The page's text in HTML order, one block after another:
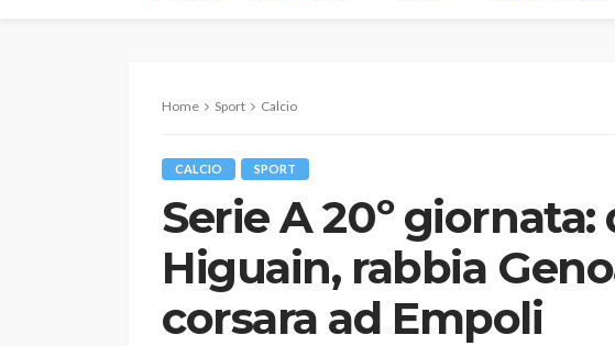
Home Sport Calcio
CALCIO SPORT
Serie A 20º
Higuain, rabbia
corsara ad Empoli